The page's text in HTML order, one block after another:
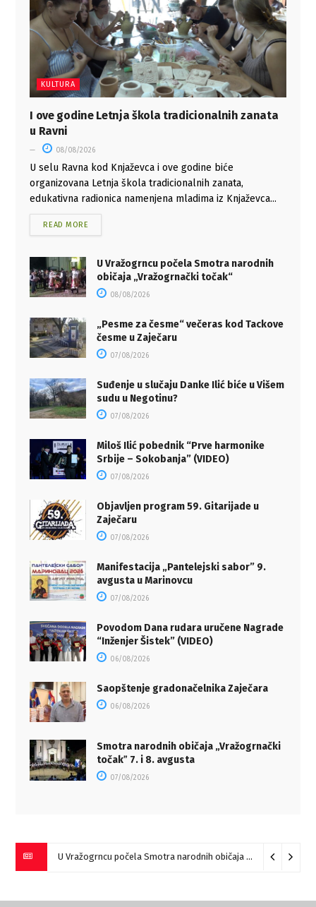
KULTURA
I ove godine Letnja škola tradicionalnih zanata
u Ravni
08/08/2026
U selu Ravna kod Knjaževca i ove godine biće
organizovana Letnja škola tradicionalnih zanata,
edukativna radionica namenjena mladima iz Knjaževca...
READ MORE
U Vražogrncu počela Smotra narodnih
običaja „Vražogrnački točak“
08/08/2026
„Pesme za česme“ večeras kod Tackove
česme u Zaječaru
07/08/2026
Suđenje u slučaju Danke Ilić biće u Višem
sudu u Negotinu?
07/08/2026
Miloš Ilić pobednik “Prve harmonike
Srbije – Sokobanja” (VIDEO)
07/08/2026
Objavljen program 59. Gitarijade u
Zaječaru
07/08/2026
Manifestacija „Pantelejski sabor” 9.
avgusta u Marinovcu
07/08/2026
Povodom Dana rudara uručene Nagrade
“Inženjer Šistek” (VIDEO)
06/08/2026
Saopštenje gradonačelnika Zaječara
06/08/2026
Smotra narodnih običaja „Vražogrnački
točakˮ 7. i 8. avgusta
07/08/2026
U Vražogrncu počela Smotra narodnih običaja „Vražogrnački točak“